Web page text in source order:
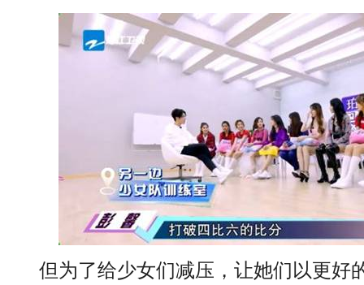
但为了给少女们减压，让她们以更好